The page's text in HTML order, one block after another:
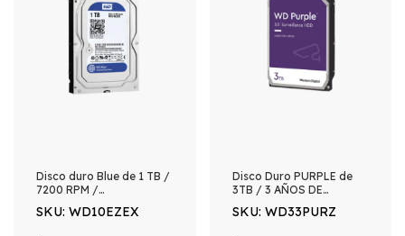
Disco duro Blue de 1 TB /
7200 RPM /
Uso 8-5 / 1 Años de
SKU: WD10EZEX
Disco Duro PURPLE de
3TB / 3 AÑOS DE
Videovigilancia
SKU: WD33PURZ